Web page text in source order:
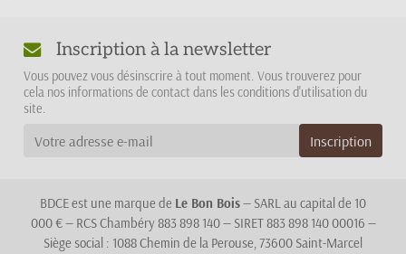
Inscription à la newsletter
Vous pouvez vous désinscrire à tout moment. Vous trouverez pour
cela nos informations de contact dans les conditions d'utilisation du
site.
BDCE est une marque de Le Bon Bois— SARL au capital de 10
000 € — RCS Chambéry 883 898 140 — SIRET 883 898 140 00016 —
Siège social : 1088 Chemin de la Perouse, 73600 Saint-Marcel